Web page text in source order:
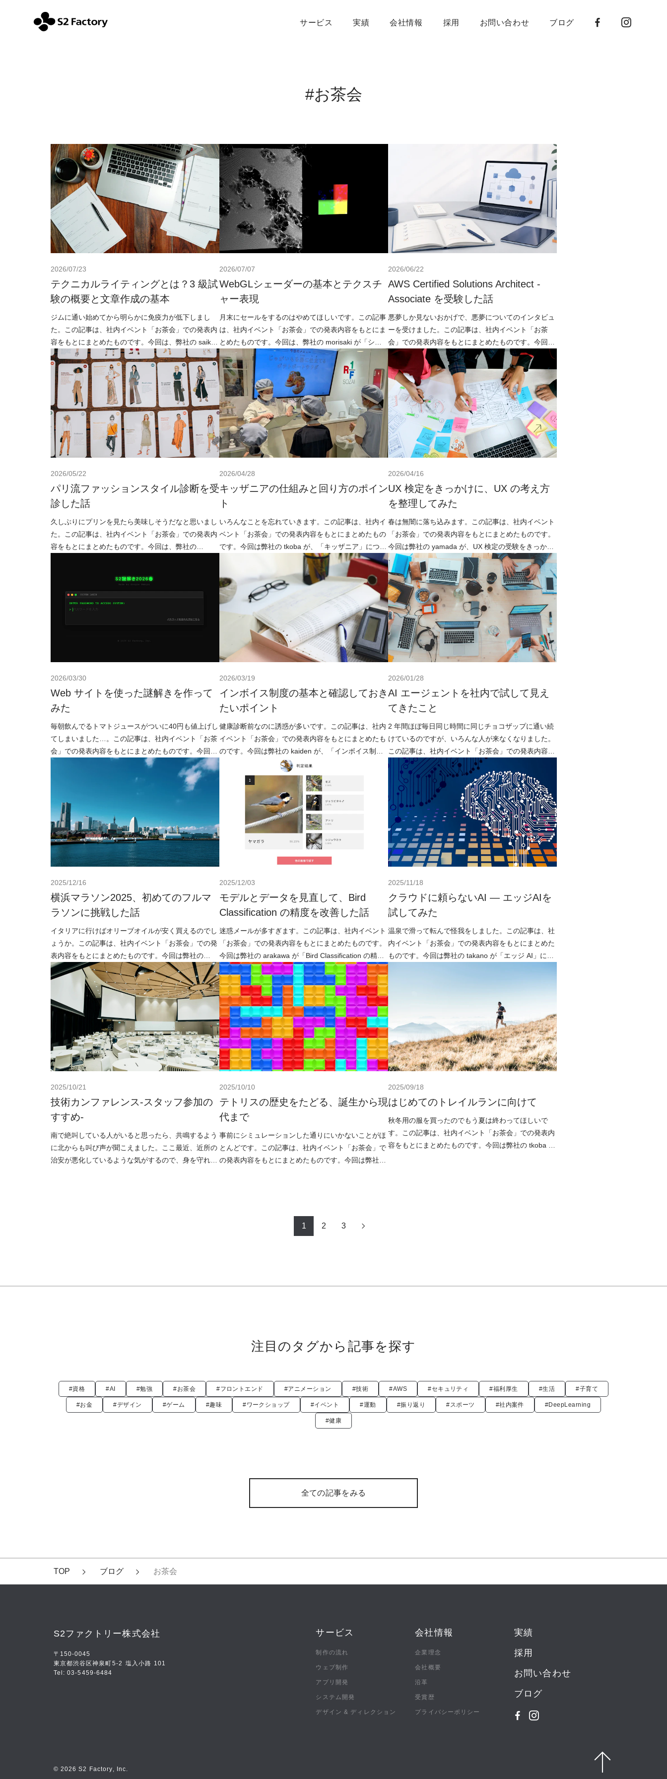
サービス 実績 会社情報 採用 お問い合わせ ブログ
#お茶会
2026/07/23
テクニカルライティングとは？3 級試
験の概要と文章作成の基本
ジムに通い始めてから明らかに免疫力が低下しまし
た。この記事は、社内イベント「お茶会」での発表内
容をもとにまとめたものです。今回は、弊社の saiko
が「3級 テクニカルライティング試験」の勉強を通し
2026/07/07
WebGLシェーダーの基本とテクスチ
ャー表現
月末にセールをするのはやめてほしいです。この記事
は、社内イベント「お茶会」での発表内容をもとにま
とめたものです。今回は、弊社の morisaki が「シェ
ーダー」について発表しました。フロントエンドの
2026/06/22
AWS Certified Solutions Architect -
Associate を受験した話
悪夢しか見ないおかげで、悪夢についてのインタビュ
ーを受けました。この記事は、社内イベント「お茶
会」での発表内容をもとにまとめたものです。今回
は、弊社の otsuka が「AWS Certified S
2026/05/22
パリ流ファッションスタイル診断を受
診した話
久しぶりにプリンを見たら美味しそうだなと思いまし
た。この記事は、社内イベント「お茶会」での発表内
容をもとにまとめたものです。今回は、弊社の
2026/04/28
キッザニアの仕組みと回り方のポイン
ト
いろんなことを忘れていきます。この記事は、社内イ
ベント「お茶会」での発表内容をもとにまとめたもの
です。今回は弊社の tkoba が、「キッザニア」につい
て話しました。子どもを連れてキッザニアによく行き
2026/04/16
UX 検定をきっかけに、UX の考え方
を整理してみた
春は無闇に落ち込みます。この記事は、社内イベント
「お茶会」での発表内容をもとにまとめたものです。
今回は弊社の yamada が、UX 検定の受験をきっかけ
に、UX や人間中心設計について発表しました。
2026/03/30
Web サイトを使った謎解きを作って
みた
毎朝飲んでるトマトジュースがついに40円も値上げし
てしまいました…。この記事は、社内イベント「お茶
会」での発表内容をもとにまとめたものです。今回は
弊社の takano が、「謎解き」をテーマに発表を行
2026/03/19
インボイス制度の基本と確認しておき
たいポイント
健康診断前なのに誘惑が多いです。この記事は、社内
イベント「お茶会」での発表内容をもとにまとめたも
のです。今回は弊社の kaiden が、「インボイス制
度」について話しました。日々の業務の中では、取引
2026/01/28
AI エージェントを社内で試して見え
てきたこと
2 年間ほぼ毎日同じ時間に同じチョコザップに通い続
けているのですが、いろんな人が来なくなりました。
この記事は、社内イベント「お茶会」での発表内容を
もとにまとめたものです。今回は弊社の maya が、社
2025/12/16
横浜マラソン2025、初めてのフルマ
ラソンに挑戦した話
イタリアに行けばオリーブオイルが安く買えるのでし
ょうか。この記事は、社内イベント「お茶会」での発
表内容をもとにまとめたものです。今回は弊社の
tkoba が「横浜マラソン 2025」に参加してきた話を
2025/12/03
モデルとデータを見直して、Bird
Classification の精度を改善した話
迷惑メールが多すぎます。この記事は、社内イベント
「お茶会」での発表内容をもとにまとめたものです。
今回は弊社の arakawa が「Bird Classification の精度
改善」について話しました
2025/11/18
クラウドに頼らないAI ― エッジAIを
試してみた
温泉で滑って転んで怪我をしました。この記事は、社
内イベント「お茶会」での発表内容をもとにまとめた
ものです。今回は弊社の takano が「エッジ AI」につ
2025/10/21
技術カンファレンス-スタッフ参加の
すすめ-
南で絶叫している人がいると思ったら、共鳴するよう
に北からも叫び声が聞こえました。ここ最近、近所の
治安が悪化しているような気がするので、身を守れる
2025/10/10
テトリスの歴史をたどる、誕生から現
代まで
事前にシミュレーションした通りにいかないことがほ
とんどです。この記事は、社内イベント「お茶会」で
の発表内容をもとにまとめたものです。今回は弊社の
2025/09/18
はじめてのトレイルランに向けて
秋冬用の服を買ったのでもう夏は終わってほしいで
す。この記事は、社内イベント「お茶会」での発表内
容をもとにまとめたものです。今回は弊社の tkoba が
1 2 3
注目のタグから記事を探す
#資格 #AI #勉強 #お茶会 #フロントエンド #アニメーション #技術 #AWS #セキュリティ #福利厚生 #生活 #子育て
#お金 #デザイン #ゲーム #趣味 #ワークショップ #イベント #運動 #振り返り #スポーツ #社内案件 #DeepLearning
#健康
全ての記事をみる
TOP ブログ お茶会
S2ファクトリー株式会社
〒150-0045
東京都渋谷区神泉町5-2 塩入小路 101
Tel: 03-5459-6484
サービス
制作の流れ
ウェブ制作
アプリ開発
システム開発
デザイン & ディレクション
会社情報
企業理念
会社概要
沿革
受賞歴
プライバシーポリシー
実績
採用
お問い合わせ
ブログ
© 2026 S2 Factory, Inc.